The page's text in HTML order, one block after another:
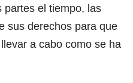
partes el tiempo, las
sus derechos para que
a cabo como se ha